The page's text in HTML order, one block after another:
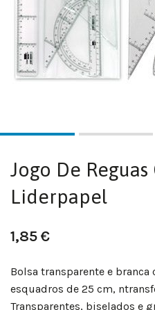
Jogo De
Liderpapel
1,85€
Bolsa transparente e
esquadros de 25 cm,
Transparentes, biselados e